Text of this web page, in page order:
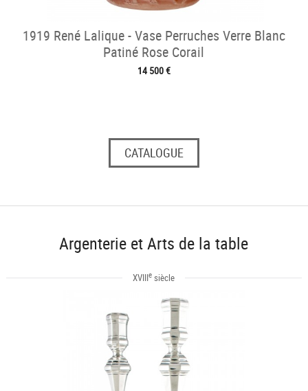
1919 René Lalique - Vase Perruches Verre Blanc
Patiné Rose Corail
14 500 €
CATALOGUE
Argenterie et Arts de la table
XVIIIe siècle